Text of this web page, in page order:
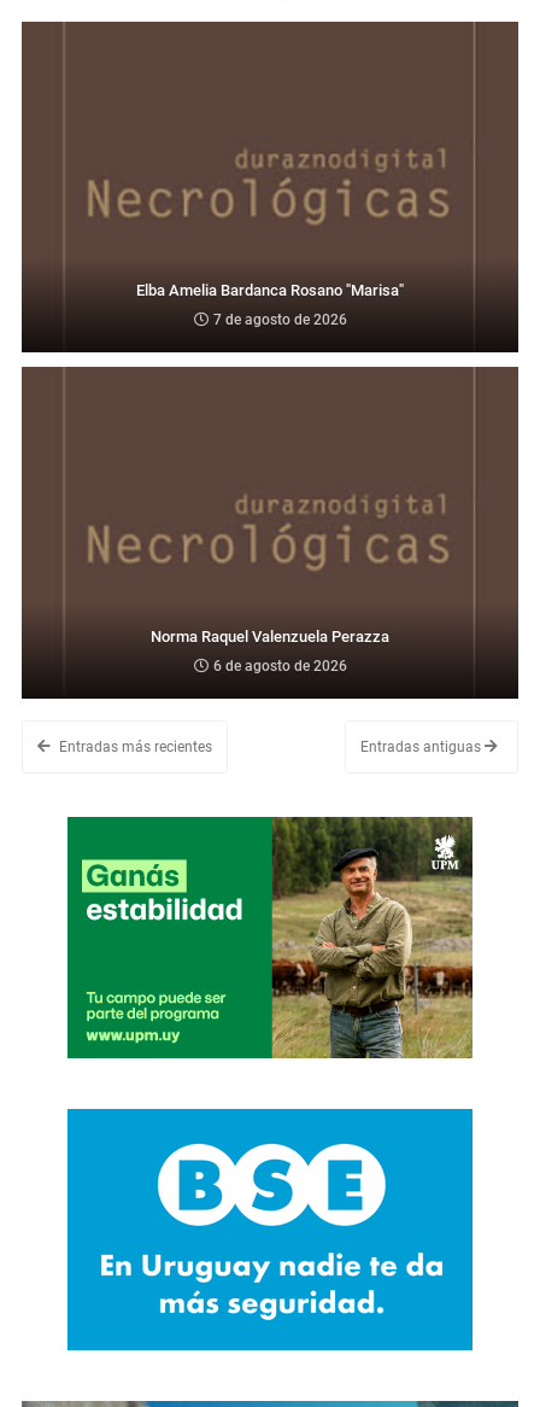
Elba Amelia Bardanca Rosano "Marisa"
7 de agosto de 2026
Norma Raquel Valenzuela Perazza
6 de agosto de 2026
Entradas más recientes Entradas antiguas